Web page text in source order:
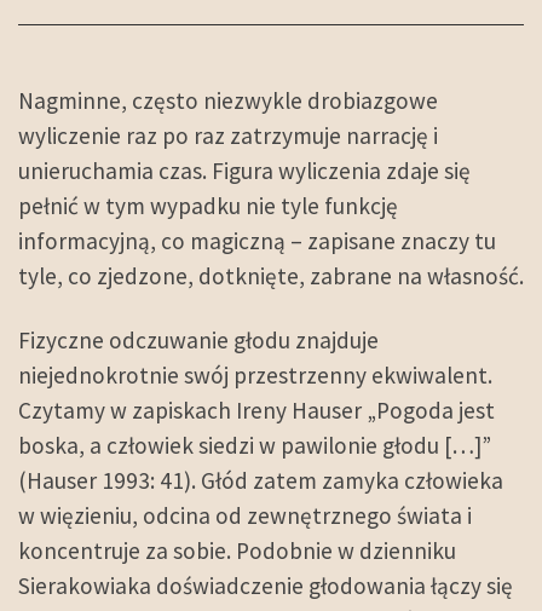
Nagminne, często niezwykle drobiazgowe
wyliczenie raz po raz zatrzymuje narrację i
unieruchamia czas. Figura wyliczenia zdaje się
pełnić w tym wypadku nie tyle funkcję
informacyjną, co magiczną – zapisane znaczy tu
tyle, co zjedzone, dotknięte, zabrane na własność.
Fizyczne odczuwanie głodu znajduje
niejednokrotnie swój przestrzenny ekwiwalent.
Czytamy w zapiskach Ireny Hauser „Pogoda jest
boska, a człowiek siedzi w pawilonie głodu […]”
(Hauser 1993: 41). Głód zatem zamyka człowieka
w więzieniu, odcina od zewnętrznego świata i
koncentruje za sobie. Podobnie w dzienniku
Sierakowiaka doświadczenie głodowania łączy się